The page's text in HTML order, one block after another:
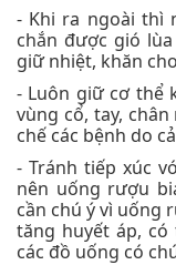
- Khi ra ngoài thì
chắn được gió
giữ nhiệt, khăn
- Luôn giữ cơ thể
vùng cổ, tay,
chế các bệnh do
- Tránh tiếp xúc
nên uống rượu
cần chú ý vì uống
tăng huyết áp,
các đồ uống có